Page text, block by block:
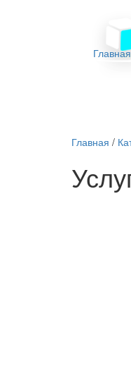
Главная
Главная /